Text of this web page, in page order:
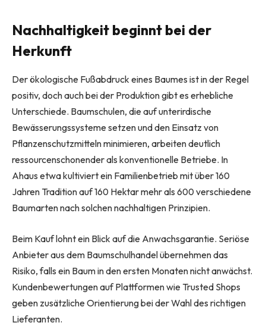
Nachhaltigkeit beginnt bei der
Herkunft
Der ökologische Fußabdruck eines Baumes ist in der Regel
positiv, doch auch bei der Produktion gibt es erhebliche
Unterschiede. Baumschulen, die auf unterirdische
Bewässerungssysteme setzen und den Einsatz von
Pflanzenschutzmitteln minimieren, arbeiten deutlich
ressourcenschonender als konventionelle Betriebe. In
Ahaus etwa kultiviert ein Familienbetrieb mit über 160
Jahren Tradition auf 160 Hektar mehr als 600 verschiedene
Baumarten nach solchen nachhaltigen Prinzipien.
Beim Kauf lohnt ein Blick auf die Anwachsgarantie. Seriöse
Anbieter aus dem Baumschulhandel übernehmen das
Risiko, falls ein Baum in den ersten Monaten nicht anwächst.
Kundenbewertungen auf Plattformen wie Trusted Shops
geben zusätzliche Orientierung bei der Wahl des richtigen
Lieferanten.